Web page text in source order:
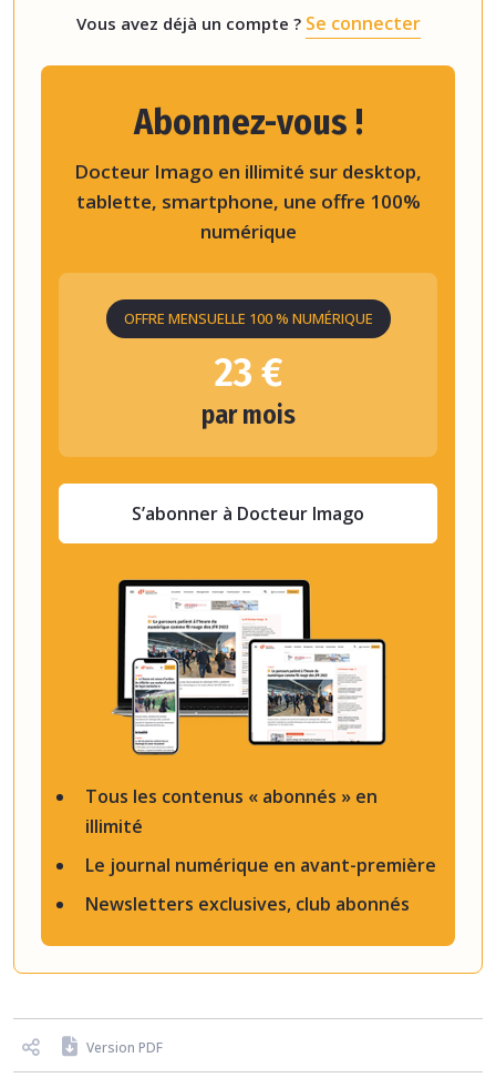
Vous avez déjà un compte ? Se connecter
Tous les contenus « abonnés » en
illimité
Le journal numérique en avant-première
Newsletters exclusives, club abonnés
Abonnez-vous !
Docteur Imago en illimité sur desktop,
tablette, smartphone, une offre 100%
numérique
OFFRE MENSUELLE 100 % NUMÉRIQUE
23 €
par mois
S’abonner à Docteur Imago
Version PDF